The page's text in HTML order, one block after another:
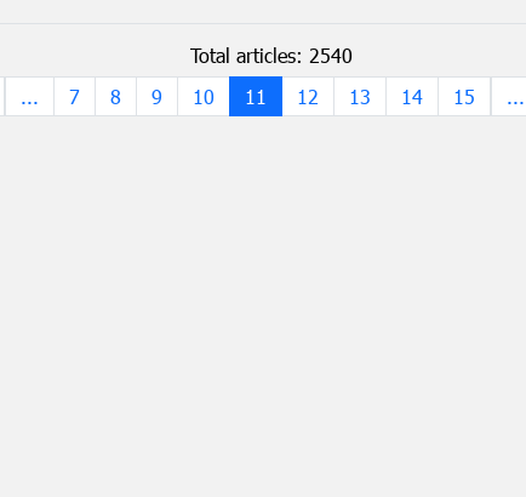
Total articles: 2540
...
7 8 9 10 11 12 13 14 15 ...